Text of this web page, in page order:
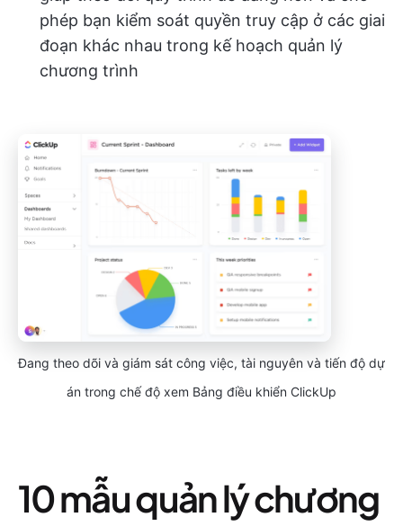
phép bạn kiểm soát quyền truy cập ở các giai
đoạn khác nhau trong kế hoạch quản lý
chương trình
Đang theo dõi và giám sát công việc, tài nguyên và tiến độ dự
án trong chế độ xem Bảng điều khiển ClickUp
10 mẫu quản lý chương